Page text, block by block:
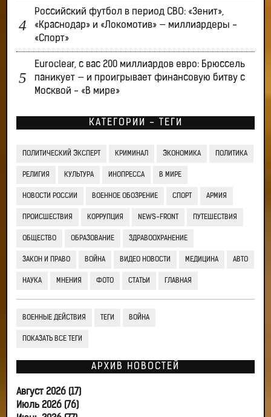
Российский футбол в период СВО: «Зенит»,
«Краснодар» и «Локомотив» — миллиардеры -
«Спорт»
Euroclear, с вас 200 миллиардов евро: Брюссель
паникует — и проигрывает финансовую битву с
Москвой - «В мире»
КАТЕГОРИИ - ТЕГИ
ПОЛИТИЧЕСКИЙ ЭКСПЕРТ КРИМИНАЛ ЭКОНОМИКА ПОЛИТИКА
РЕЛИГИЯ КУЛЬТУРА ИНОПРЕССА В МИРЕ
НОВОСТИ РОССИИ ВОЕННОЕ ОБОЗРЕНИЕ СПОРТ АРМИЯ
ПРОИСШЕСТВИЯ КОРРУПЦИЯ NEWS-FRONT ПУТЕШЕСТВИЯ
ОБЩЕСТВО ОБРАЗОВАНИЕ ЗДРАВООХРАНЕНИЕ
ЗАКОН И ПРАВО ВОЙНА ВИДЕО НОВОСТИ МЕДИЦИНА АВТО
НАУКА МНЕНИЯ ФОТО СТАТЬИ ГЛАВНАЯ
ВОЕННЫЕ ДЕЙСТВИЯ ТЕГИ ВОЙНА
ПОКАЗАТЬ ВСЕ ТЕГИ
АРХИВ НОВОСТЕЙ
Август 2026 (17)
Июль 2026 (76)